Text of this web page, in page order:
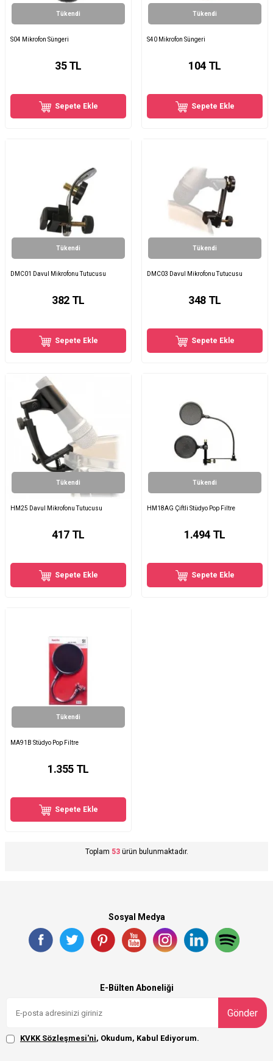
Tükendi
S04 Mikrofon Süngeri
35TL
Sepete Ekle
Tükendi
S40 Mikrofon Süngeri
104 TL
Sepete Ekle
Tükendi
DMC01 Davul Mikrofonu Tutucusu
382 TL
Sepete Ekle
Tükendi
DMC03 Davul Mikrofonu Tutucusu
348 TL
Sepete Ekle
Tükendi
HM25 Davul Mikrofonu Tutucusu
417 TL
Sepete Ekle
Tükendi
HM18AG Çiftli Stüdyo Pop Filtre
1.494 TL
Sepete Ekle
Tükendi
MA91B Stüdyo Pop Filtre
1.355 TL
Sepete Ekle
Toplam 53ürün bulunmaktadır.
Sosyal Medya
E-Bülten Aboneliği
Gönder
KVKK Sözleşmesi'ni, Okudum, Kabul Ediyorum.